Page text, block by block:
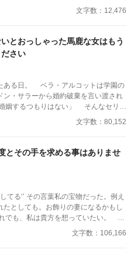
嬢だ。邪魔なアリサにこわい思いを
、事態は思わぬ方向に。
文字数：12,476
いとおっしゃった馬鹿な女はもう
さい
ある日。 ベラ・アルコットは学園の
ン・サラーから婚約破棄を言い渡され
た。 「馬鹿は要らない、
の言い分も理解できたが、そんなこと
を付けて新しい婚約者を迎え入れたか
瞬間にベラは理解していた。都合の
、ゴードンは知らなかった。 馬
うではなかったことを。
文字数：80,152
とその手を求める事はありませ
だった。例え
としても。お飾りの妻になるかもし
せを感じられた。たった一つの希望
文字数：106,166